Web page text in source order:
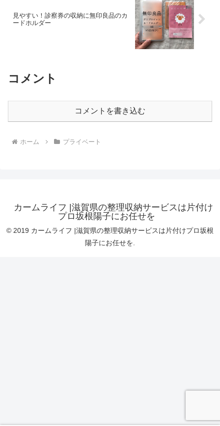
見やすい！診察券の収納に無印良品のカ
ードホルダー
コメント
コメントを書き込む
ホーム プライベート
カームライフ |滋賀県の整理収納サービスは片付け
プロ坂根陽子にお任せを
© 2019 カームライフ |滋賀県の整理収納サービスは片付けプロ坂根
陽子にお任せを.